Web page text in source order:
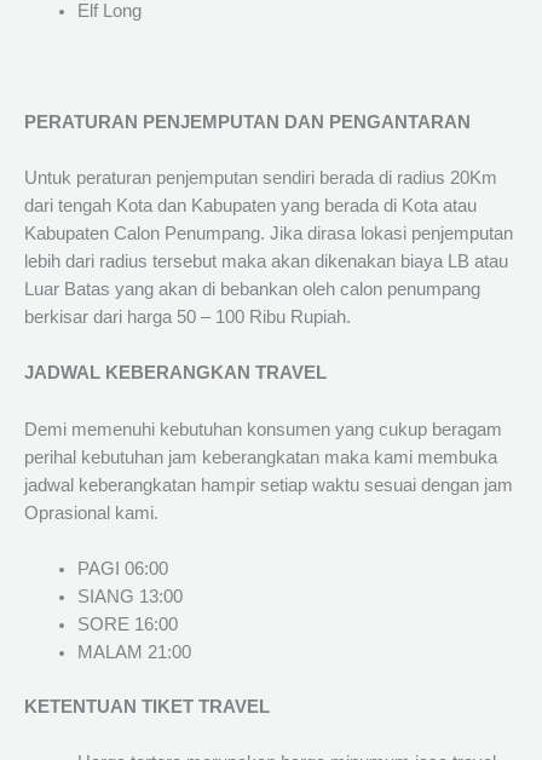
Elf Long
PERATURAN PENJEMPUTAN DAN PENGANTARAN
Untuk peraturan penjemputan sendiri berada di radius 20Km
dari tengah Kota dan Kabupaten yang berada di Kota atau
Kabupaten Calon Penumpang. Jika dirasa lokasi penjemputan
lebih dari radius tersebut maka akan dikenakan biaya LB atau
Luar Batas yang akan di bebankan oleh calon penumpang
berkisar dari harga 50 – 100 Ribu Rupiah.
JADWAL KEBERANGKAN TRAVEL
Demi memenuhi kebutuhan konsumen yang cukup beragam
perihal kebutuhan jam keberangkatan maka kami membuka
jadwal keberangkatan hampir setiap waktu sesuai dengan jam
Oprasional kami.
PAGI 06:00
SIANG 13:00
SORE 16:00
MALAM 21:00
KETENTUAN TIKET TRAVEL